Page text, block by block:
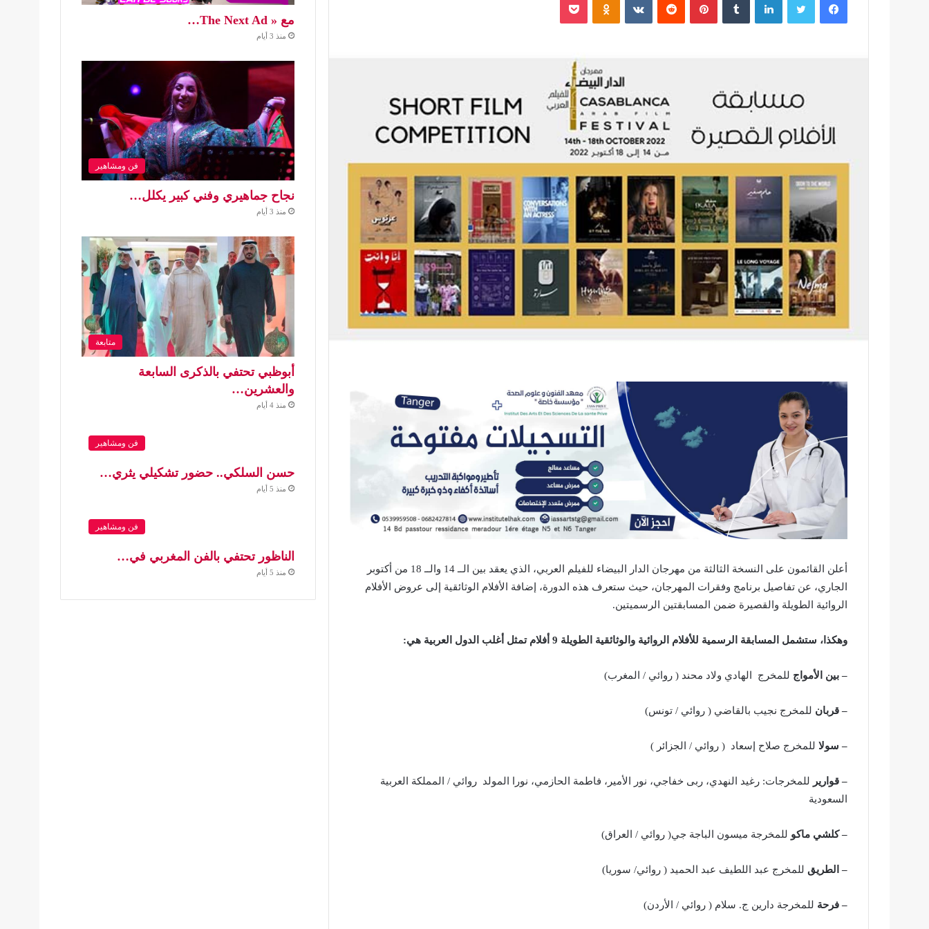
أعلن القائمون على النسخة الثالثة من مهرجان الدار البيضاء للفيلم العربي، الذي يعقد بين الــ 14 والــ 18 من أكتوبر
الجاري، عن تفاصيل برنامج وفقرات المهرجان، حيث ستعرف هذه الدورة، إضافة الأفلام الوثائقية إلى عروض الأفلام
الروائية الطويلة والقصيرة ضمن المسابقتين الرسميتين.
وهكذا، ستشمل المسابقة الرسمية للأفلام الروائية والوثائقية الطويلة 9 أفلام تمثل أغلب الدول العربية هي :
– بين الأمواج للمخرج الهادي ولاد محند ( روائي / المغرب)
– قربان للمخرج نجيب بالقاضي ( روائي / تونس)
– سولا للمخرج صلاح إسعاد ( روائي / الجزائر )
– قوارير للمخرجات: رغيد النهدي، ربى خفاجي، نور الأمير، فاطمة الحازمي، نورا المولد روائي / المملكة العربية
السعودية
– كلشي ماكو للمخرجة ميسون الباجة جي( روائي / العراق)
– الطريق للمخرج عبد اللطيف عبد الحميد ( روائي/ سوريا)
– فرحة للمخرجة دارين ج. سلام ( روائي / الأردن)
مع « The Next Ad…
منذ 3 أيام
فن ومشاهير
نجاح جماهيري وفني كبير يكلل…
منذ 3 أيام
متابعة
أبوظبي تحتفي بالذكرى السابعة
والعشرين…
منذ 4 أيام
فن ومشاهير
حسن السلكي.. حضور تشكيلي يثري…
منذ 5 أيام
فن ومشاهير
الناظور تحتفي بالفن المغربي في…
منذ 5 أيام